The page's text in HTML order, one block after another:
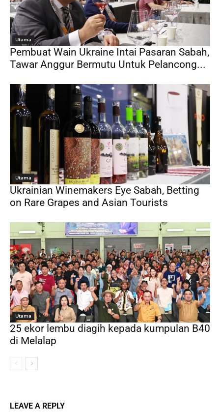
Utama
Pembuat Wain Ukraine Intai Pasaran Sabah,
Tawar Anggur Bermutu Untuk Pelancong...
Utama
Ukrainian Winemakers Eye Sabah, Betting
on Rare Grapes and Asian Tourists
Utama
25 ekor lembu diagih kepada kumpulan B40
di Melalap
LEAVE A REPLY